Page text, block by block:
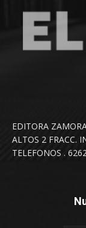
EDITORA
ALTOS 2 FRACC.
TELEFONOS .